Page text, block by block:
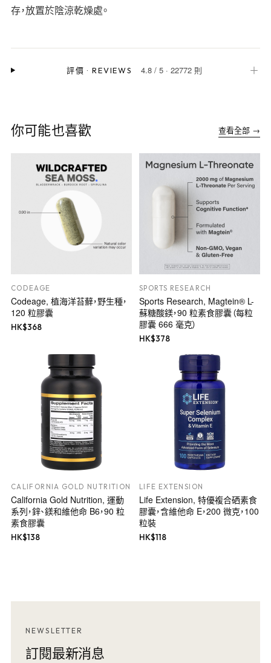
存，放置於陰涼乾燥處。
評價 ·REVIEWS 4.8/ 5· 22772 則 ＋
你可能也喜歡 查看全部 →
CODEAGE
Codeage, 植海洋苔蘚，野生種，
120 粒膠囊
HK$368
SPORTS RESEARCH
Sports Research, Magtein® L-
蘇糖酸鎂，90 粒素食膠囊（每粒
膠囊 666 毫克）
HK$378
CALIFORNIA GOLD NUTRITION
California Gold Nutrition, 運動
系列，鋅、鎂和維他命 B6，90 粒
素食膠囊
HK$138
LIFE EXTENSION
Life Extension, 特優複合硒素食
膠囊，含維他命 E，200 微克，100
粒裝
HK$118
NEWSLETTER
訂閱最新消息